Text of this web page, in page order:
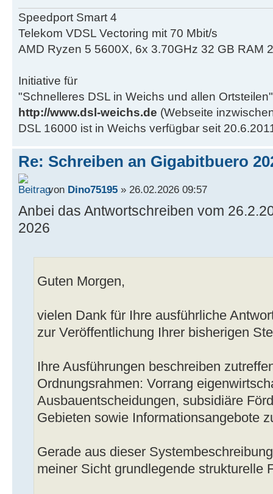
Speedport Smart 4
Telekom VDSL Vectoring mit 70 Mbit/s
AMD Ryzen 5 5600X, 6x 3.70GHz 32 GB RAM
Initiative für
"Schnelleres DSL in Weichs und allen Ortsteilen"
http://www.dsl-weichs.de (Webseite
DSL 16000 ist in Weichs verfügbar seit
Re: Schreiben an Gigabitbuero
von Dino75195 » 26.02.2026 09:57
Anbei das Antwortschreiben vom
2026
Guten Morgen,
vielen Dank für Ihre ausführliche
zur Veröffentlichung Ihrer bisherigen
Ihre Ausführungen beschreiben
Ordnungsrahmen: Vorrang
Ausbauentscheidungen, subsidiäre
Gebieten sowie Informationsangebote
Gerade aus dieser
meiner Sicht grundlegende strukturelle